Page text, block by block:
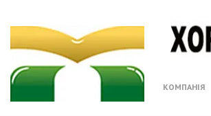
КОМПАНІЯ